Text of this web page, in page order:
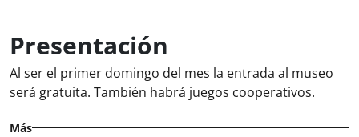
Presentación
Al ser el primer domingo del mes la entrada al museo
será gratuita. También habrá juegos cooperativos.
Más